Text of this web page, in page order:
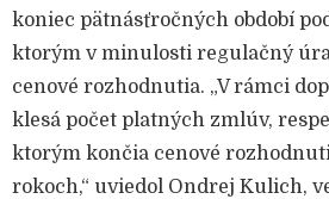
koniec pätnásťročných období
ktorým v minulosti regulačný
cenové rozhodnutia. „V rámci
klesá počet platných zmlúv,
ktorým končia cenové
rokoch,“ uviedol Ondrej Kulich,